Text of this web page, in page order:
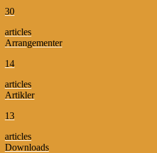
30
articles
Arrangementer
14
articles
Artikler
13
articles
Downloads